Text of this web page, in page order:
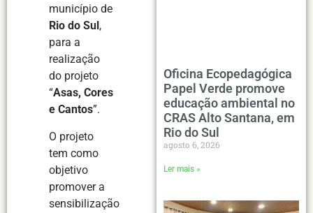
município de
Rio do Sul ,
para a
realização
do projeto
“Asas, Cores
e Cantos”.
O projeto
tem como
objetivo
promover a
sensibilização
Oficina Ecopedagógica
Papel Verde promove
educação ambiental no
CRAS Alto Santana, em
Rio do Sul
agosto 6, 2026
Ler mais »